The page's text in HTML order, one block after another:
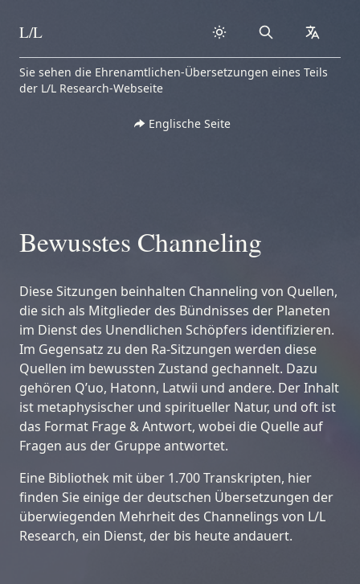
Skip to content
L/L Search
Sie sehen die Ehrenamtlichen-Übersetzungen eines Teils
der L/L Research-Webseite
Englische Seite
Bewusstes Channeling
Diese Sitzungen beinhalten Channeling von Quellen,
die sich als Mitglieder des Bündnisses der Planeten
im Dienst des Unendlichen Schöpfers identifizieren.
Im Gegensatz zu den Ra-Sitzungen werden diese
Quellen im bewussten Zustand gechannelt. Dazu
gehören Q’uo, Hatonn, Latwii und andere. Der Inhalt
ist metaphysischer und spiritueller Natur, und oft ist
das Format Frage & Antwort, wobei die Quelle auf
Fragen aus der Gruppe antwortet.
Eine Bibliothek mit über 1.700 Transkripten, hier
finden Sie einige der deutschen Übersetzungen der
überwiegenden Mehrheit des Channelings von L/L
Research, ein Dienst, der bis heute andauert.